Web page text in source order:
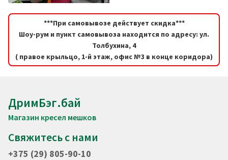
***При самовывозе действует скидка***
Шоу-рум и пункт самовывоза находится по адресу: ул.
Толбухина, 4
( правое крыльцо, 1-й этаж, офис №3 в конце коридора)
ДримБэг.бай
Магазин кресел мешков
Свяжитесь с нами
+375 (29) 805-90-10